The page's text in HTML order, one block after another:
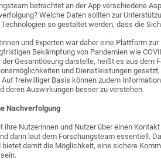
betrachtet an der App verschiedene
Welche Daten sollten zur
so gestaltet werden, dass die
und Experten war daher eine Plattform
Bekämpfung von Pandemien wie
der Gesamtlösung darstelle, heißt es aus dem
und Dienstleistungen
Auf freiwilliger Basis können zudem
deren Auswirkungen besser zu verstehen.
Nachverfolgung
ihre Nutzerinnen und Nutzer über einen
dann laut dem Forschungsteam essentiell.
bietet damit die Möglichkeit, eine sichere